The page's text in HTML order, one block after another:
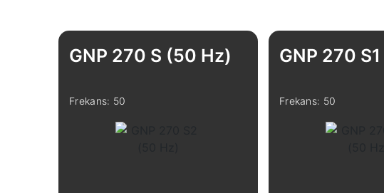
GNP 270 S (50 Hz)
Frekans: 50
GNP 270
Frekans: 50